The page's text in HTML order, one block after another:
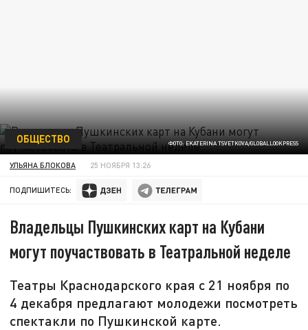
ФОТО: EKATERINA TSVETKOVA/GLOBALLOOKPRESS
ОБЩЕСТВО
УЛЬЯНА БЛОКОВА 25 НОЯБРЯ 13:26
ПОДПИШИТЕСЬ:
Владельцы Пушкинских карт на Кубани
могут поучаствовать в Театральной неделе
Театры Краснодарского края с 21 ноября по
4 декабря предлагают молодежи посмотреть
спектакли по Пушкинской карте.